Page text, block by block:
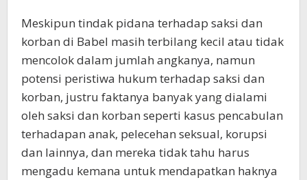
Meskipun tindak pidana terhadap saksi dan
korban di Babel masih terbilang kecil atau tidak
mencolok dalam jumlah angkanya, namun
potensi peristiwa hukum terhadap saksi dan
korban, justru faktanya banyak yang dialami
oleh saksi dan korban seperti kasus pencabulan
terhadapan anak, pelecehan seksual, korupsi
dan lainnya, dan mereka tidak tahu harus
mengadu kemana untuk mendapatkan haknya